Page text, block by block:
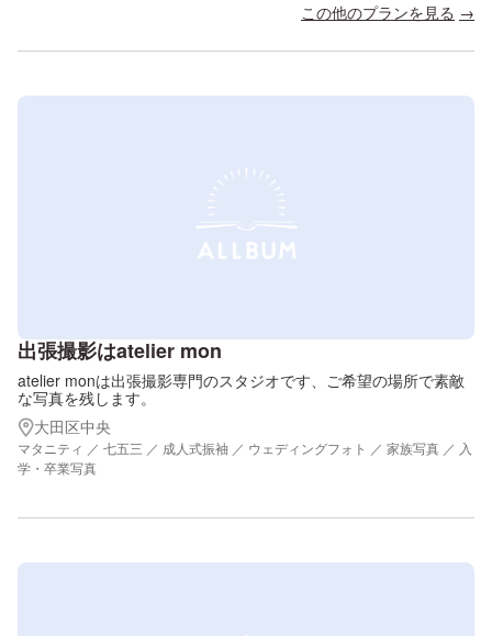
この他のプランを見る
出張撮影はatelier mon
atelier monは出張撮影専門のスタジオです、ご希望の場所で素敵
な写真を残します。
大田区中央
マタニティ ／ 七五三 ／ 成人式振袖 ／ ウェディングフォト ／ 家族写真 ／ 入
学・卒業写真